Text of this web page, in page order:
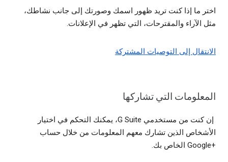
اختر ما إذا كنت تريد ظهور اسمك وصورتك إلى جانب نشاطك،
مثل الآراء والمقترحات، التي تظهر في الإعلانات.
الانتقال إلى التوصيات المشتركة
المعلومات التي تشاركها
إن كنت من مستخدمي G Suite، يمكنك التحكم في اختيار
الأشخاص الذين تشارك معهم المعلومات من خلال حساب
+Google الخاص بك.